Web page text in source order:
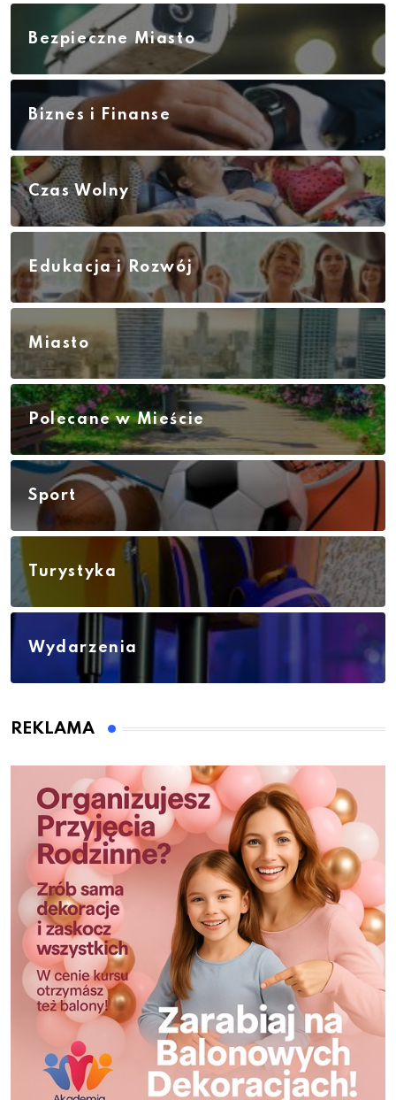
Bezpieczne Miasto
Biznes i Finanse
Czas Wolny
Edukacja i Rozwój
Miasto
Polecane w Mieście
Sport
Turystyka
Wydarzenia
REKLAMA